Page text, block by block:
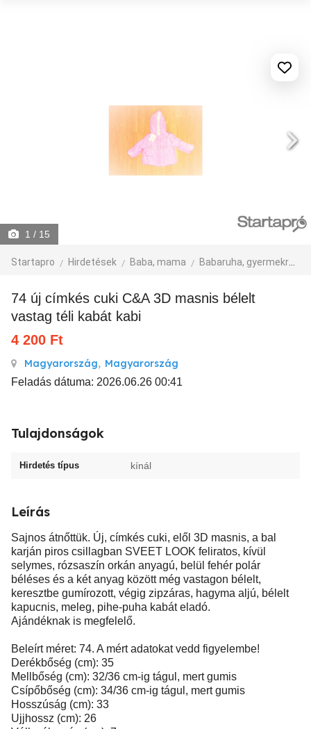
1 / 15
Startapro Hirdetések Baba, mama Babaruha, gyermekruha
74 új címkés cuki C&A 3D masnis bélelt
vastag téli kabát kabi
4 200 Ft
Magyarország, Magyarország
Feladás dátuma: 2026.06.26 00:41
Tulajdonságok
Hirdetés típus kínál
Leírás
Sajnos átnőttük. Új, címkés cuki, elől 3D masnis, a bal
karján piros csillagban SVEET LOOK feliratos, kívül
selymes, rózsaszín orkán anyagú, belül fehér polár
béléses és a két anyag között még vastagon bélelt,
keresztbe gumírozott, végig zipzáras, hagyma aljú, bélelt
kapucnis, meleg, pihe-puha kabát eladó.
Ajándéknak is megfelelő.
Beleírt méret: 74. A mért adatokat vedd figyelembe!
Derékbőség (cm): 35
Mellbőség (cm): 32/36 cm-ig tágul, mert gumis
Csípőbőség (cm): 34/36 cm-ig tágul, mert gumis
Hosszúság (cm): 33
Ujjhossz (cm): 26